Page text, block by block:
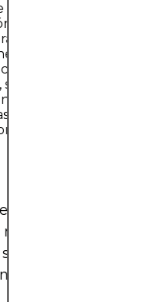
como
en relación con la
con disciplina y
riesgo-
el objetivo de
la operación le
al riesgo. Cuanto
configuraciones
relaciones de
operaciones, una
general.
loss/take-profit
psicológica, lo